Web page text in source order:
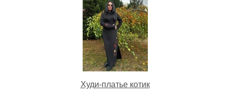
Худи-платье котик